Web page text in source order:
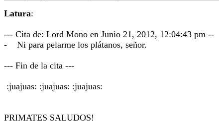
Latura:
--- Cita de: Lord Mono en Junio 21, 2012, 12:04:43 pm --
- Ni para pelarme los plátanos, señor.
--- Fin de la cita ---
:juajuas: :juajuas: :juajuas:
PRIMATES SALUDOS!